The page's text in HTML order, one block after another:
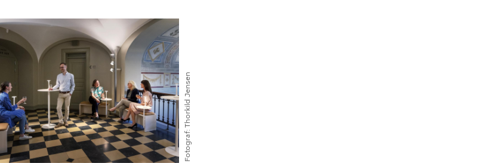
Fotograf
Thorkild Jensen